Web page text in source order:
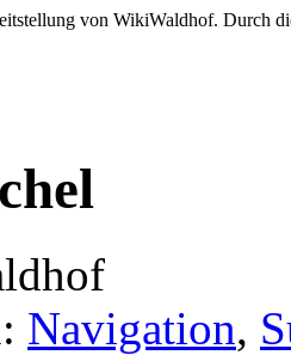
von WikiWaldhof. Durch
Navigation,